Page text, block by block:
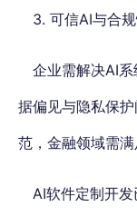
3. 可信AI与合
企业需解决AI
据偏见与隐私保
范，金融领域需满
AI软件定制开发